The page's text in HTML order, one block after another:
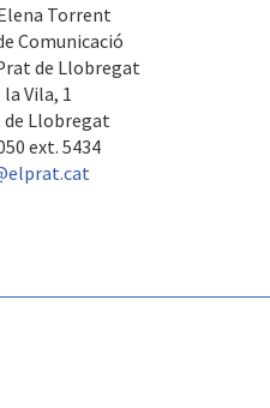
Torrent
Comunicació
de Llobregat
Vila, 1
de Llobregat
ext. 5434